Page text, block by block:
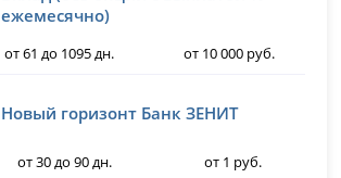
ежемесячно)
от 61 до 1095 дн. от 10 000 руб.
Новый горизонт Банк ЗЕНИТ
от 30 до 90 дн. от 1 руб.